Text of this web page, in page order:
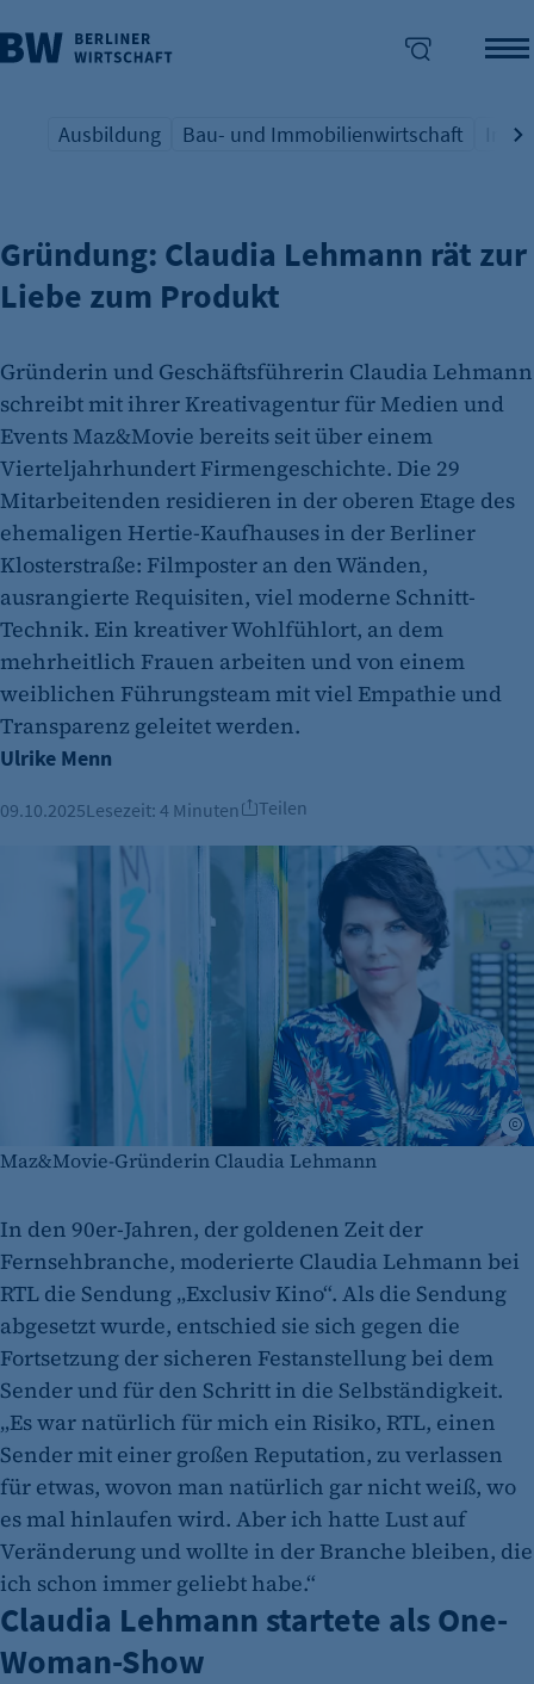
überspringen
Übersicht Schlagwort
Ausbildung
Übersicht Schlagwort
Bau- und Immobilienwirtschaft
FEMALE ENTREPRENEURSHIP
Gründung: Claudia Lehmann rät zur
Liebe zum Produkt
Gründerin und Geschäftsführerin Claudia Lehmann
schreibt mit ihrer Kreativagentur für Medien und
Events Maz&Movie bereits seit über einem
Vierteljahrhundert Firmengeschichte. Die 29
Mitarbeitenden residieren in der oberen Etage des
ehemaligen Hertie-Kaufhauses in der Berliner
Klosterstraße: Filmposter an den Wänden,
ausrangierte Requisiten, viel moderne Schnitt-
Technik. Ein kreativer Wohlfühlort, an dem
mehrheitlich Frauen arbeiten und von einem
weiblichen Führungsteam mit viel Empathie und
Transparenz geleitet werden.
Ulrike Menn
09.10.2025Lesezeit: 4 Minuten Teilen
Maz&Movie-Gründerin Claudia Lehmann
In den 90er-Jahren, der goldenen Zeit der
Fernsehbranche, moderierte Claudia Lehmann bei
RTL die Sendung „Exclusiv Kino“. Als die Sendung
abgesetzt wurde, entschied sie sich gegen die
Fortsetzung der sicheren Festanstellung bei dem
Sender und für den Schritt in die Selbständigkeit.
„Es war natürlich für mich ein Risiko, RTL, einen
Sender mit einer großen Reputation, zu verlassen
für etwas, wovon man natürlich gar nicht weiß, wo
es mal hinlaufen wird. Aber ich hatte Lust auf
Veränderung und wollte in der Branche bleiben, die
ich schon immer geliebt habe.“
Claudia Lehmann startete als One-
Woman-Show